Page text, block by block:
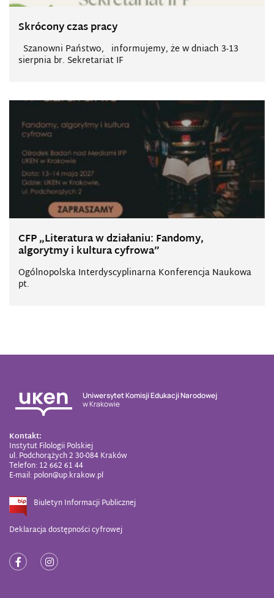
Skrócony czas pracy
Szanowni Państwo, informujemy, że w dniach 3-13
sierpnia br. Sekretariat IF
CFP „Literatura w działaniu: Fandomy,
algorytmy i kultura cyfrowa”
Ogólnopolska Interdyscyplinarna Konferencja Naukowa
pt.
Uniwersytet Komisji Edukacji Narodowej
w Krakowie
Kontakt:
Instytut Filologii Polskiej
ul. Podchorążych 2 30-084 Kraków
Telefon: 12 662 61 44
E-mail: polon@up.krakow.pl
Biuletyn Informacji Publicznej
Deklaracja dostępności cyfrowej